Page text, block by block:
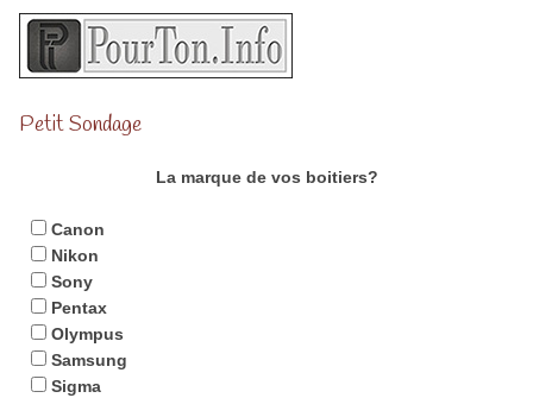
Petit Sondage
La marque de vos boitiers?
Canon
Nikon
Sony
Pentax
Olympus
Samsung
Sigma